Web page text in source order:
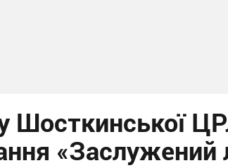
Шосткинської
«Заслужений